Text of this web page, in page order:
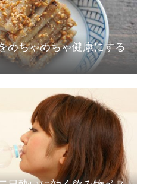
めちゃめちゃ健康にする